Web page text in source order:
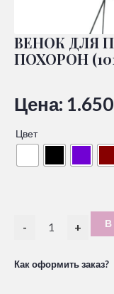
ВЕНОК ДЛЯ
ПОХОРОН
Цена:
Цвет
- + В
Как оформить заказ?